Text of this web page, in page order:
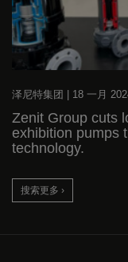
泽尼特集团 | 18 一月
Zenit Group cuts
exhibition pumps
technology.
搜索更多 ›